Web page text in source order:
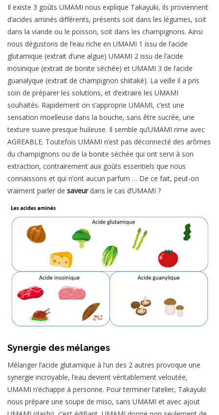
Il existe 3 goûts UMAMI nous explique Takayuki, ils proviennent
d’acides aminés différents, présents soit dans les légumes, soit
dans la viande ou le poisson, soit dans les champignons. Ainsi
nous dégustons de l’eau riche en UMAMI 1 issu de l’acide
glutamique (extrait d’une algue) UMAMI 2 issu de l’acide
inosinique (extrait de bonite séchée) et UMAMI 3 de l’acide
guanalyque (extrait de champignon shiitaké). La veille il a pris
soin de préparer les solutions, et d’extraire les UMAMI
souhaités. Rapidement on s’approprie UMAMI, c’est une
sensation moelleuse dans la bouche, sans être sucrée, une
texture suave presque huileuse. Il semble qu’UMAMI rime avec
AGREABLE. Toutefois UMAMI n’est pas déconnecté des arômes
du champignons ou de la bonite séchée qui ont servi à son
extraction, contrairement aux goûts essentiels que nous
connaissons et qui n’ont aucun parfum … De ce fait, peut-on
vraiment parler de saveurdans le cas d’UMAMI ?
Synergie des mélanges
Mélanger l’acide glutamique à l’un des 2 autres provoque une
synergie incroyable, l’eau devient véritablement veloutée,
UMAMI n’échappe à personne. Pour terminer l’atelier, Takayuki
nous prépare une soupe de miso, sans UMAMI et avec ajout